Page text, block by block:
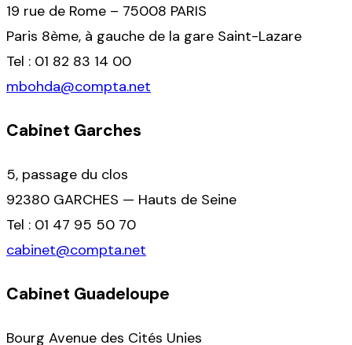
19 rue de Rome – 75008 PARIS
Paris 8ème, à gauche de la gare Saint-Lazare
Tel : 01 82 83 14 00
mbohda@compta.net
Cabinet Garches
5, passage du clos
92380 GARCHES — Hauts de Seine
Tel : 01 47 95 50 70
cabinet@compta.net
Cabinet Guadeloupe
Bourg Avenue des Cités Unies